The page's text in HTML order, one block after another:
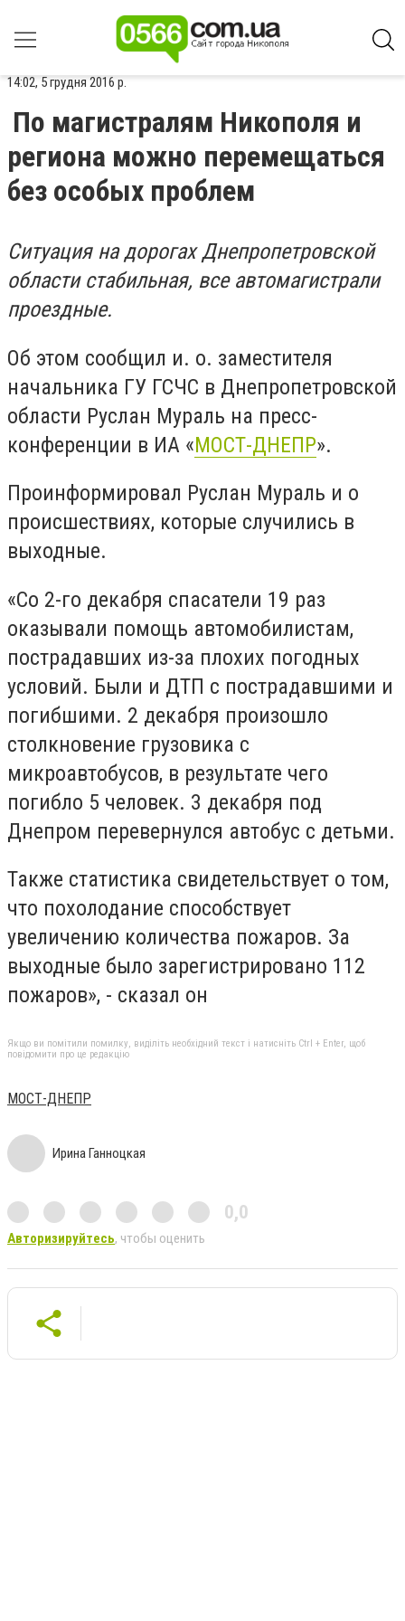
14:02, 5 грудня 2016 р.
По магистралям Никополя и
региона можно перемещаться
без особых проблем
Ситуация на дорогах Днепропетровской
области стабильная, все автомагистрали
проездные.
Об этом сообщил и. о. заместителя
начальника ГУ ГСЧС в Днепропетровской
области Руслан Мураль на пресс-
конференции в ИА «МОСТ-ДНЕПР».
Проинформировал Руслан Мураль и о
происшествиях, которые случились в
выходные.
«Со 2-го декабря спасатели 19 раз
оказывали помощь автомобилистам,
пострадавших из-за плохих погодных
условий. Были и ДТП с пострадавшими и
погибшими. 2 декабря произошло
столкновение грузовика с
микроавтобусов, в результате чего
погибло 5 человек. 3 декабря под
Днепром перевернулся автобус с детьми.
Также статистика свидетельствует о том,
что похолодание способствует
увеличению количества пожаров. За
выходные было зарегистрировано 112
пожаров», - сказал он
Якщо ви помітили помилку, виділіть необхідний текст і натисніть Ctrl + Enter, щоб
повідомити про це редакцію
МОСТ-ДНЕПР
Ирина Ганноцкая
0,0
Авторизируйтесь, чтобы оценить